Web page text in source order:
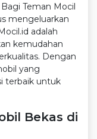
Teman Mocil
mengeluarkan
adalah
kemudahan
Dengan
yang
terbaik untuk
Bekas di